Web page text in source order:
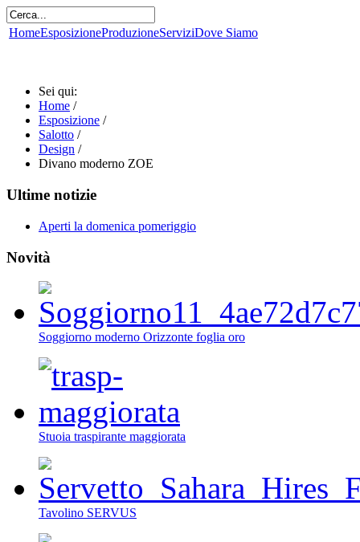
HomeEsposizioneProduzioneServiziDove Siamo
Sei qui:
Home /
Esposizione /
Salotto /
Design /
Divano moderno ZOE
Ultime notizie
Aperti la domenica pomeriggio
Novità
Soggiorno moderno Orizzonte foglia oro
Stuoia traspirante maggiorata
Tavolino SERVUS